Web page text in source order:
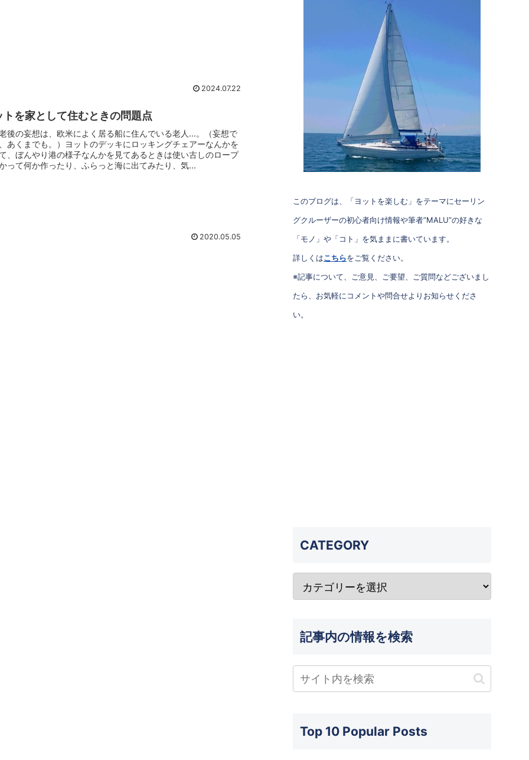
2024.07.22
トを家として住むときの問題点
後の妄想は、欧米によく居る船に住んでいる老人...。（妄想で
あくまでも。）ヨットのデッキにロッキングチェアーなんかを
、ぼんやり港の様子なんかを見てあるときは使い古しのロープ
って何か作ったり、ふらっと海に出てみたり、気...
2020.05.05
このブログは、「ヨットを楽しむ」をテーマにセーリン
グクルーザーの初心者向け情報や筆者”MALU”の好きな
「モノ」や「コト」を気ままに書いています。
詳しくはこちらをご覧ください。
※記事について、ご意見、ご要望、ご質問などございまし
たら、お気軽にコメントや問合せよりお知らせくださ
い。
CATEGORY
記事内の情報を検索
Top 10 Popular Posts